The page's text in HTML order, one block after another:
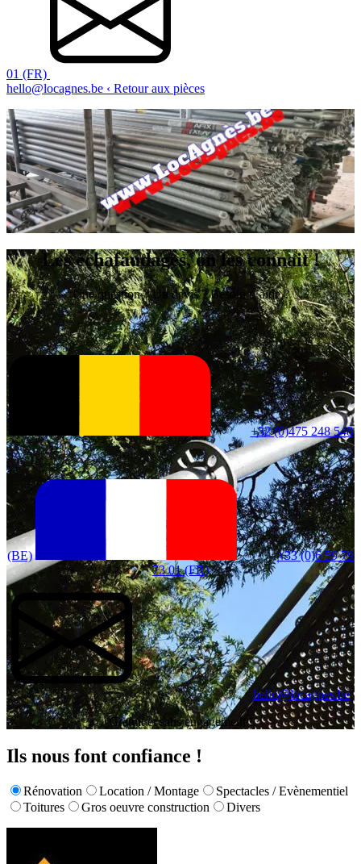
01 (FR)
hello@locagnes.be ‹ Retour aux pièces
Les échafaudages, on les connait !
Une question ? Un devis ? Besoin d’aide ?
+32 (0)475 248 548
(BE)
+33 (0)6 59 79
73 01 (FR)
hello@locagnes.be
Gratuit et sans engagement !
Ils nous font confiance !
Rénovation Location / Montage
Spectacles / Evènementiel
Toitures
Gros oeuvre construction Divers